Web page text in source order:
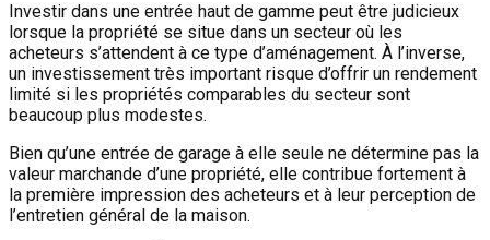
Investir dans une entrée haut de gamme peut être judicieux
lorsque la propriété se situe dans un secteur où les
acheteurs s’attendent à ce type d’aménagement. À l’inverse,
un investissement très important risque d’offrir un rendement
limité si les propriétés comparables du secteur sont
beaucoup plus modestes.
Bien qu’une entrée de garage à elle seule ne détermine pas la
valeur marchande d’une propriété, elle contribue fortement à
la première impression des acheteurs et à leur perception de
l’entretien général de la maison.